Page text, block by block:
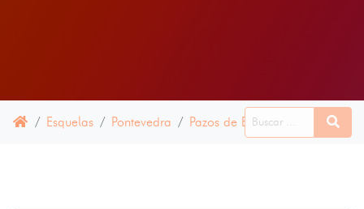
Esquelas Pontevedra Pazos de Borbén 14 JUNIO